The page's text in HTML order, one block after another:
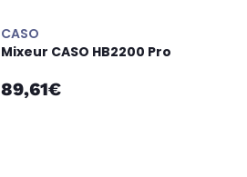
CASO
Mixeur CASO HB2200 Pro
89,61€